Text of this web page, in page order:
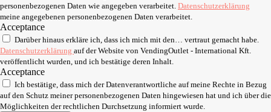
personenbezogenen Daten wie angegeben verarbeitet. Datenschutzerklärung
meine angegebenen personenbezogenen Daten verarbeitet.
Acceptance
Darüber hinaus erkläre ich, dass ich mich mit den… vertraut gemacht habe.
Datenschutzerklärung auf der Website von VendingOutlet - International Kft.
veröffentlicht wurden, und ich bestätige deren Inhalt.
Acceptance
Ich bestätige, dass mich der Datenverantwortliche auf meine Rechte in Bezug
auf den Schutz meiner personenbezogenen Daten hingewiesen hat und ich über die
Möglichkeiten der rechtlichen Durchsetzung informiert wurde.